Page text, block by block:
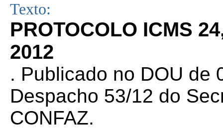
Texto:
PROTOCOLO ICMS
2012
. Publicado no DOU de
Despacho 53/12 do
CONFAZ.